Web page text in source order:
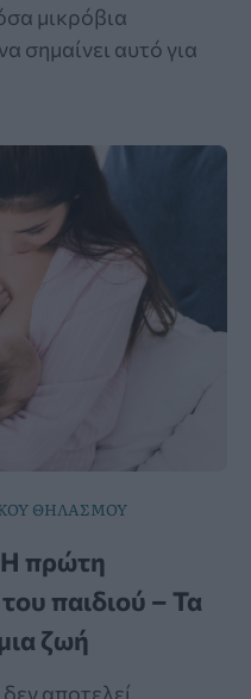
μικρόβια
σημαίνει αυτό για
ΘΗΛΑΣΜΟΥ
πρώτη
παιδιού – Τα
ζωή
αποτελεί